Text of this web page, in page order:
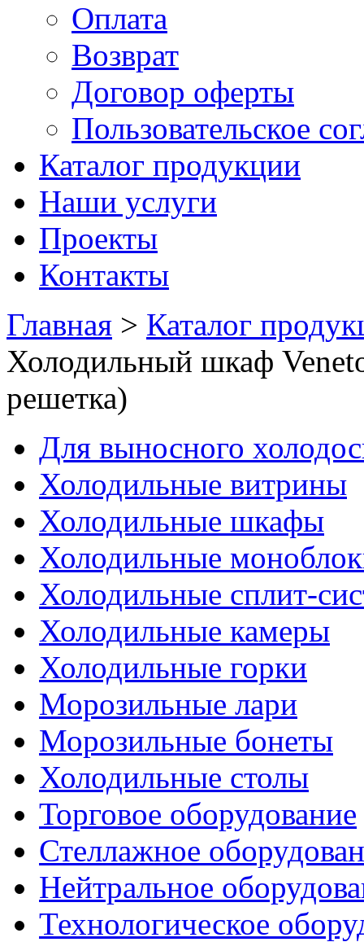
Оплата
Возврат
Договор оферты
Пользовательское
Каталог продукции
Наши услуги
Проекты
Контакты
Главная > Каталог
Холодильный шкаф
решетка)
Для выносного
Холодильные витрины
Холодильные шкафы
Холодильные
Холодильные сплит-
Холодильные камеры
Холодильные горки
Морозильные лари
Морозильные бонеты
Холодильные столы
Торговое оборудование
Стеллажное
Нейтральное
Технологическое